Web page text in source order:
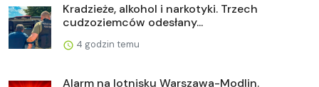
Kradzieże, alkohol i narkotyki. Trzech
cudzoziemców odesłany...
4 godzin temu
Alarm na lotnisku Warszawa-Modlin.